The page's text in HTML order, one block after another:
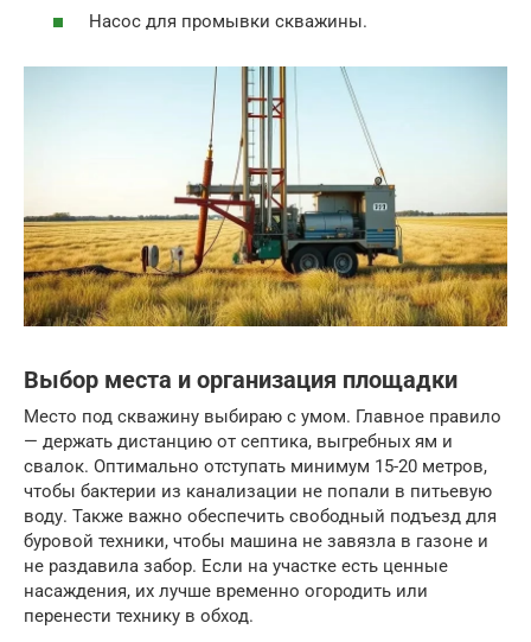
Насос для промывки скважины.
Выбор места и организация площадки
Место под скважину выбираю с умом. Главное правило
— держать дистанцию от септика, выгребных ям и
свалок. Оптимально отступать минимум 15-20 метров,
чтобы бактерии из канализации не попали в питьевую
воду. Также важно обеспечить свободный подъезд для
буровой техники, чтобы машина не завязла в газоне и
не раздавила забор. Если на участке есть ценные
насаждения, их лучше временно огородить или
перенести технику в обход.